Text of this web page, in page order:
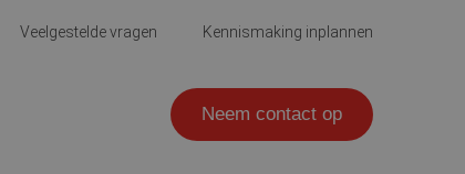
Veelgestelde vragen Kennismaking inplannen
Neem contact op